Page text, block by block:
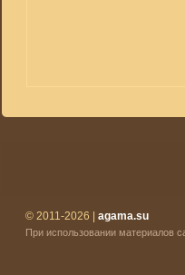
© 2011-2026 | agama.su
При использовании материалов